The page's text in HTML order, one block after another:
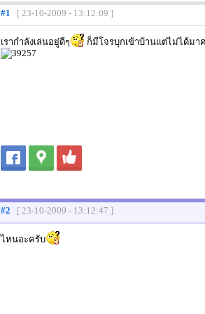
#1 [ 23-10-2009 - 13:12:09 ]
เรากำลังเล่นอยู่ดีๆ ก็มีโจรบุกเข้าบ้านแต่ไม่ได้มา
#2 [ 23-10-2009 - 13:12:47 ]
ไหนอะครับ